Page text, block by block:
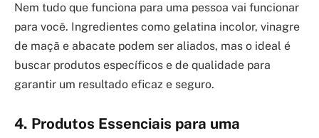
Nem tudo que funciona para uma pessoa vai funcionar
para você. Ingredientes como gelatina incolor, vinagre
de maçã e abacate podem ser aliados, mas o ideal é
buscar produtos específicos e de qualidade para
garantir um resultado eficaz e seguro.
4. Produtos Essenciais para uma